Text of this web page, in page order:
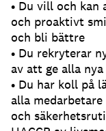
• Du vill och kan
och proaktivt
och bli bättre
• Du rekryterar
av att ge alla
• Du har koll på
alla
och